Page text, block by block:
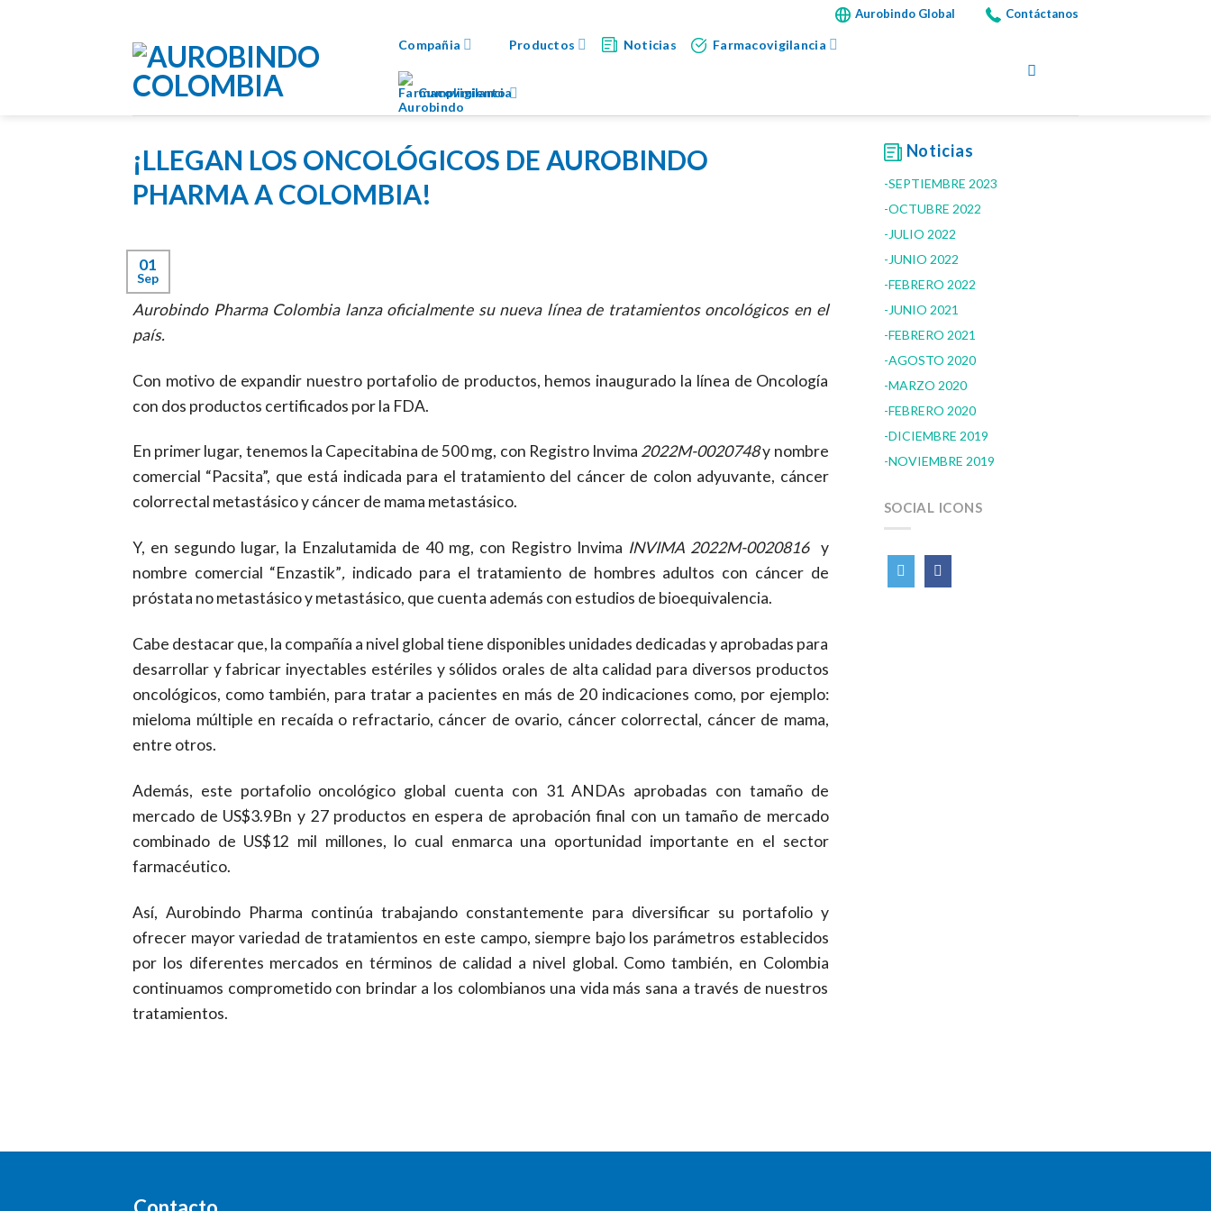
Aurobindo Global Contáctanos
Compañia Productos Noticias Farmacovigilancia
Cumplimiento
¡LLEGAN LOS ONCOLÓGICOS DE AUROBINDO
PHARMA A COLOMBIA!
01
Sep
Aurobindo Pharma Colombia lanza oficialmente su nueva línea de tratamientos oncológicos en el
país.
Con motivo de expandir nuestro portafolio de productos, hemos inaugurado la línea de Oncología
con dos productos certificados por la FDA.
En primer lugar, tenemos la Capecitabina de 500 mg, con Registro Invima 2022M-0020748y nombre
comercial “Pacsita”, que está indicada para el tratamiento del cáncer de colon adyuvante, cáncer
colorrectal metastásico y cáncer de mama metastásico.
Y, en segundo lugar, la Enzalutamida de 40 mg, con Registro Invima INVIMA 2022M-0020816 y
nombre comercial “Enzastik”, indicado para el tratamiento de hombres adultos con cáncer de
próstata no metastásico y metastásico, que cuenta además con estudios de bioequivalencia.
Cabe destacar que, la compañía a nivel global tiene disponibles unidades dedicadas y aprobadas para
desarrollar y fabricar inyectables estériles y sólidos orales de alta calidad para diversos productos
oncológicos, como también, para tratar a pacientes en más de 20 indicaciones como, por ejemplo:
mieloma múltiple en recaída o refractario, cáncer de ovario, cáncer colorrectal, cáncer de mama,
entre otros.
Además, este portafolio oncológico global cuenta con 31 ANDAs aprobadas con tamaño de
mercado de US$3.9Bn y 27 productos en espera de aprobación final con un tamaño de mercado
combinado de US$12 mil millones, lo cual enmarca una oportunidad importante en el sector
farmacéutico.
Así, Aurobindo Pharma continúa trabajando constantemente para diversificar su portafolio y
ofrecer mayor variedad de tratamientos en este campo, siempre bajo los parámetros establecidos
por los diferentes mercados en términos de calidad a nivel global. Como también, en Colombia
continuamos comprometido con brindar a los colombianos una vida más sana a través de nuestros
tratamientos.
Noticias
SEPTIEMBRE 2023
OCTUBRE 2022
JULIO 2022
JUNIO 2022
FEBRERO 2022
JUNIO 2021
FEBRERO 2021
AGOSTO 2020
MARZO 2020
FEBRERO 2020
DICIEMBRE 2019
NOVIEMBRE 2019
SOCIAL ICONS